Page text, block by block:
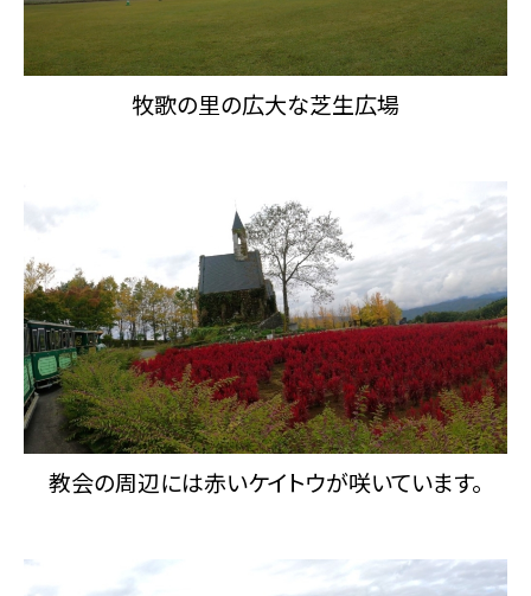
牧歌の里の広大な芝生広場
教会の周辺には赤いケイトウが咲いています。